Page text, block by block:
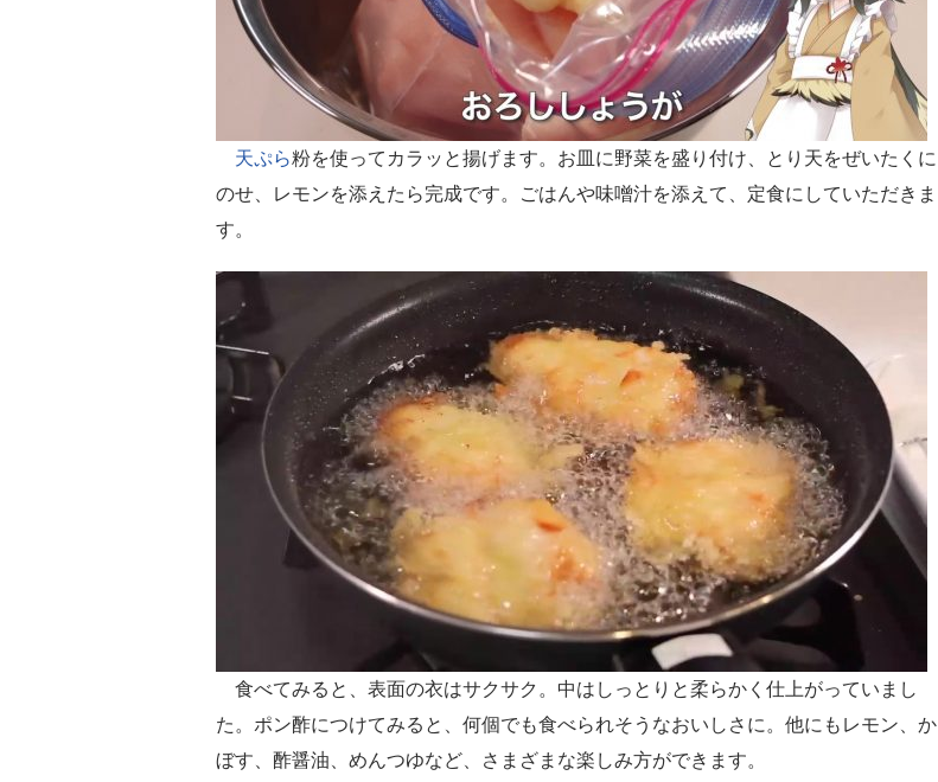
天ぷら粉を使ってカラッと揚げます。お皿に野菜を盛り付け、とり天をぜいたくに
のせ、レモンを添えたら完成です。ごはんや味噌汁を添えて、定食にしていただきま
す。
食べてみると、表面の衣はサクサク。中はしっとりと柔らかく仕上がっていまし
た。ポン酢につけてみると、何個でも食べられそうなおいしさに。他にもレモン、か
ぼす、酢醤油、めんつゆなど、さまざまな楽しみ方ができます。